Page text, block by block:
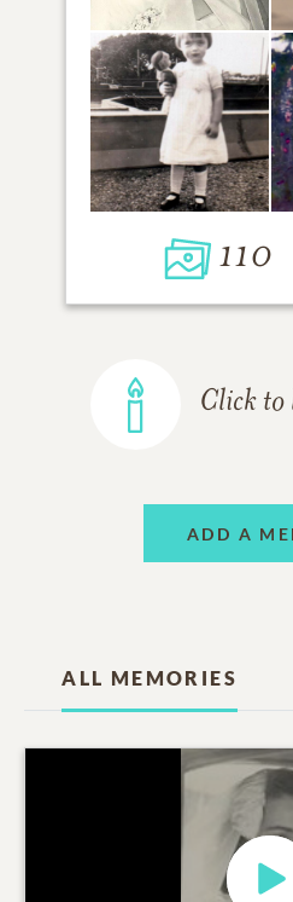
110
Click to
ADD A
ALL MEMORIES